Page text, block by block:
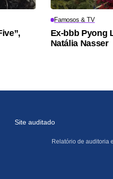
Famosos & TV
Ex-bbb Pyong
Natália Nasser
Site auditado
Relatório de auditoria